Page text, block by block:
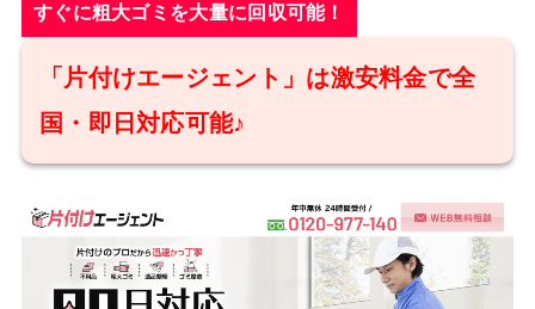
すぐに粗大ゴミを大量に回収可能！
「片付けエージェント」は激安料金で全
国・即日対応可能♪